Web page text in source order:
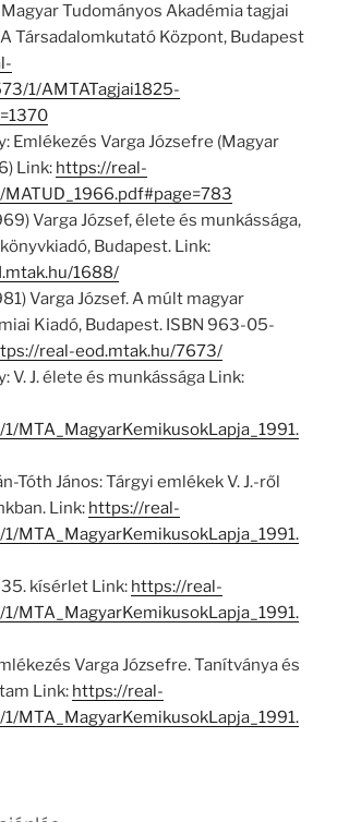
Tudományos Akadémia tagjai
Társadalomkutató Központ, Budapest
1/AMTATagjai1825-
Emlékezés Varga Józsefre (Magyar
Link: https://real-
Varga József, élete és munkássága,
Budapest. Link:
1688/
Varga József. A múlt magyar
Kiadó, Budapest. ISBN 963-05-
real-eod.mtak.hu/7673/
V. J. élete és munkássága Link:
MTA_MagyarKemikusokLapja_1991.
Tóth János: Tárgyi emlékek V. J.-ről
Link: https://real-
MTA_MagyarKemikusokLapja_1991.
kísérlet Link: https://real-
MTA_MagyarKemikusokLapja_1991.
Varga Józsefre. Tanítványa és
Link: https://real-
MTA_MagyarKemikusokLapja_1991.